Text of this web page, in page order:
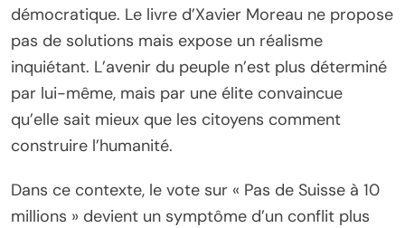
démocratique. Le livre d’Xavier Moreau ne propose
pas de solutions mais expose un réalisme
inquiétant. L’avenir du peuple n’est plus déterminé
par lui-même, mais par une élite convaincue
qu’elle sait mieux que les citoyens comment
construire l’humanité.
Dans ce contexte, le vote sur « Pas de Suisse à 10
millions » devient un symptôme d’un conflit plus